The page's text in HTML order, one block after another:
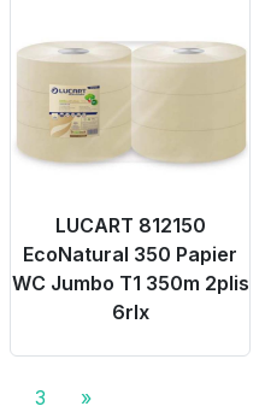
LUCART 812150
EcoNatural 350 Papier
WC Jumbo T1 350m 2plis
6rlx
3 »